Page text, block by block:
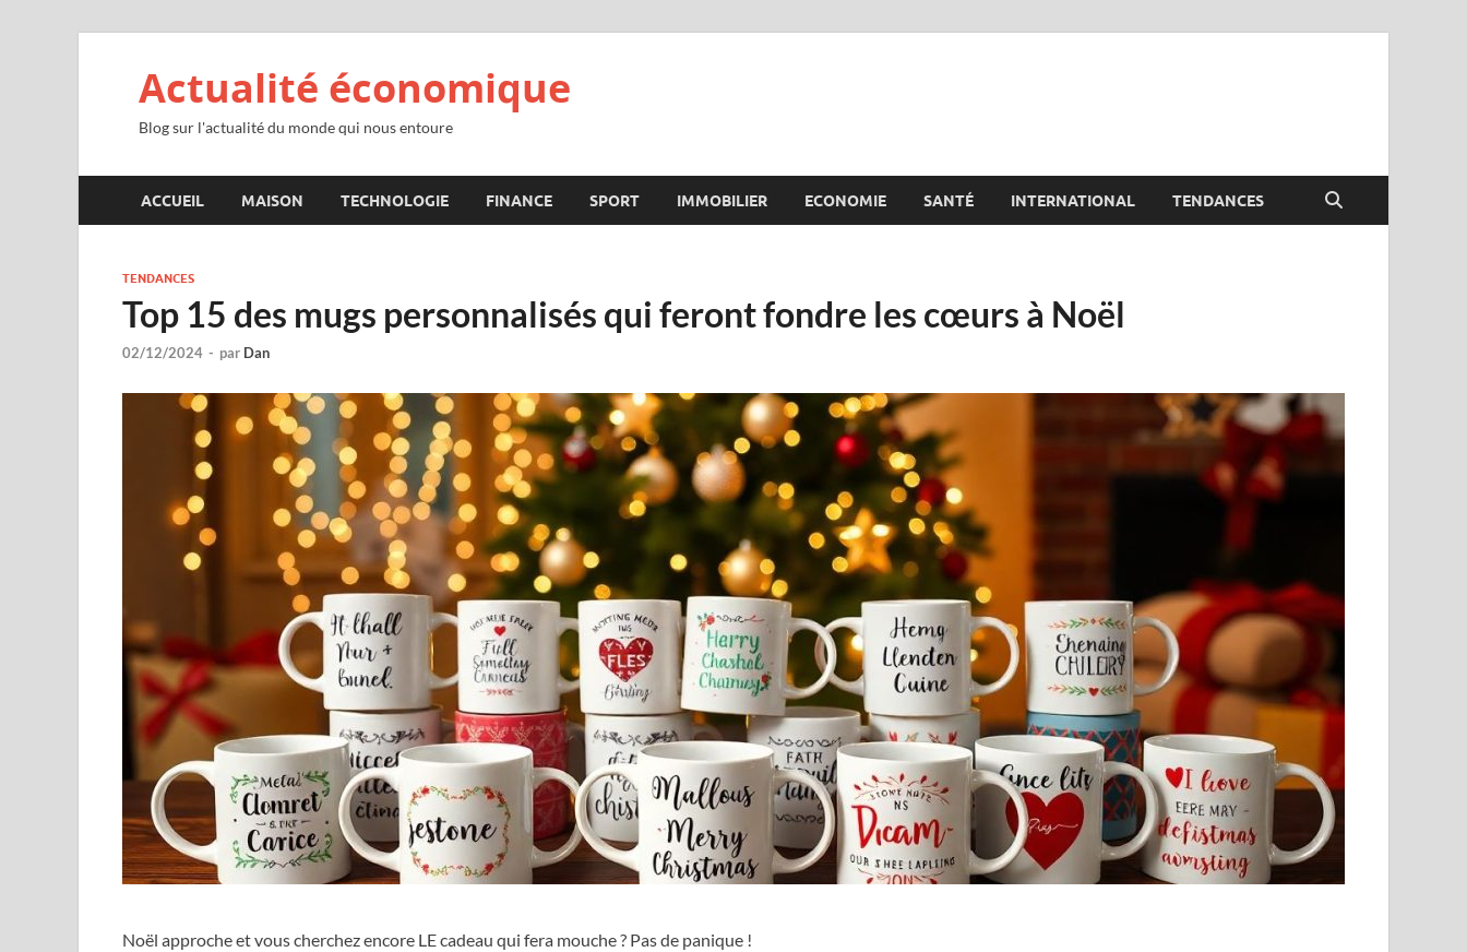
Actualité économique
Blog sur l'actualité du monde qui nous entoure
ACCUEIL MAISON TECHNOLOGIE FINANCE SPORT IMMOBILIER ECONOMIE SANTÉ INTERNATIONAL TENDANCES
TENDANCES
Top 15 des mugs personnalisés qui feront fondre les cœurs à Noël
02/12/2024 - par Dan
Noël approche et vous cherchez encore LE cadeau qui fera mouche ? Pas de panique !